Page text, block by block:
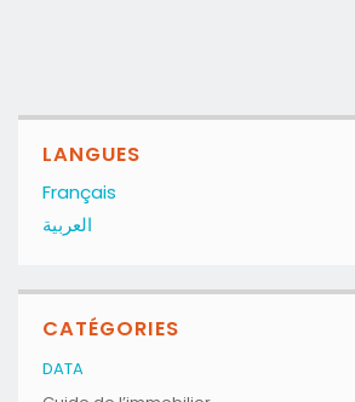
LANGUES
Français
العربية
CATÉGORIES
DATA